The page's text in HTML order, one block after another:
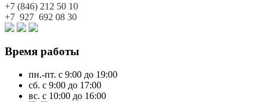
+7 (846) 212 50 10
+7 927 692 08 30
Время работы
пн.-пт. с 9:00 до 19:00
сб. с 9:00 до 17:00
вс. с 10:00 до 16:00